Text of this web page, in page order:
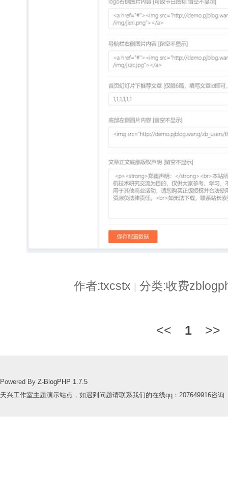
作者:txcstx 分类:收费
<< 1 >>
Powered By Z-BlogPHP 1.7.5
天兴工作室主题演示站点，如遇到问题请联系我们的在线qq：207649916咨询